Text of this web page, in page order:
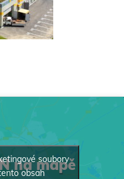
na mapě
soubory
obsah